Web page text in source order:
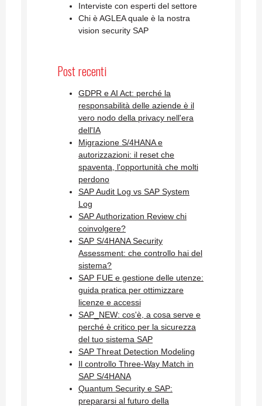
Interviste con esperti del settore
Chi è AGLEA quale è la nostra
vision security SAP
Post recenti
GDPR e AI Act: perché la
responsabilità delle aziende è il
vero nodo della privacy nell'era
dell'IA
Migrazione S/4HANA e
autorizzazioni: il reset che
spaventa, l'opportunità che molti
perdono
SAP Audit Log vs SAP System
Log
SAP Authorization Review chi
coinvolgere?
SAP S/4HANA Security
Assessment: che controllo hai del
sistema?
SAP FUE e gestione delle utenze:
guida pratica per ottimizzare
licenze e accessi
SAP_NEW: cos'è, a cosa serve e
perché è critico per la sicurezza
del tuo sistema SAP
SAP Threat Detection Modeling
Il controllo Three-Way Match in
SAP S/4HANA
Quantum Security e SAP:
prepararsi al futuro della